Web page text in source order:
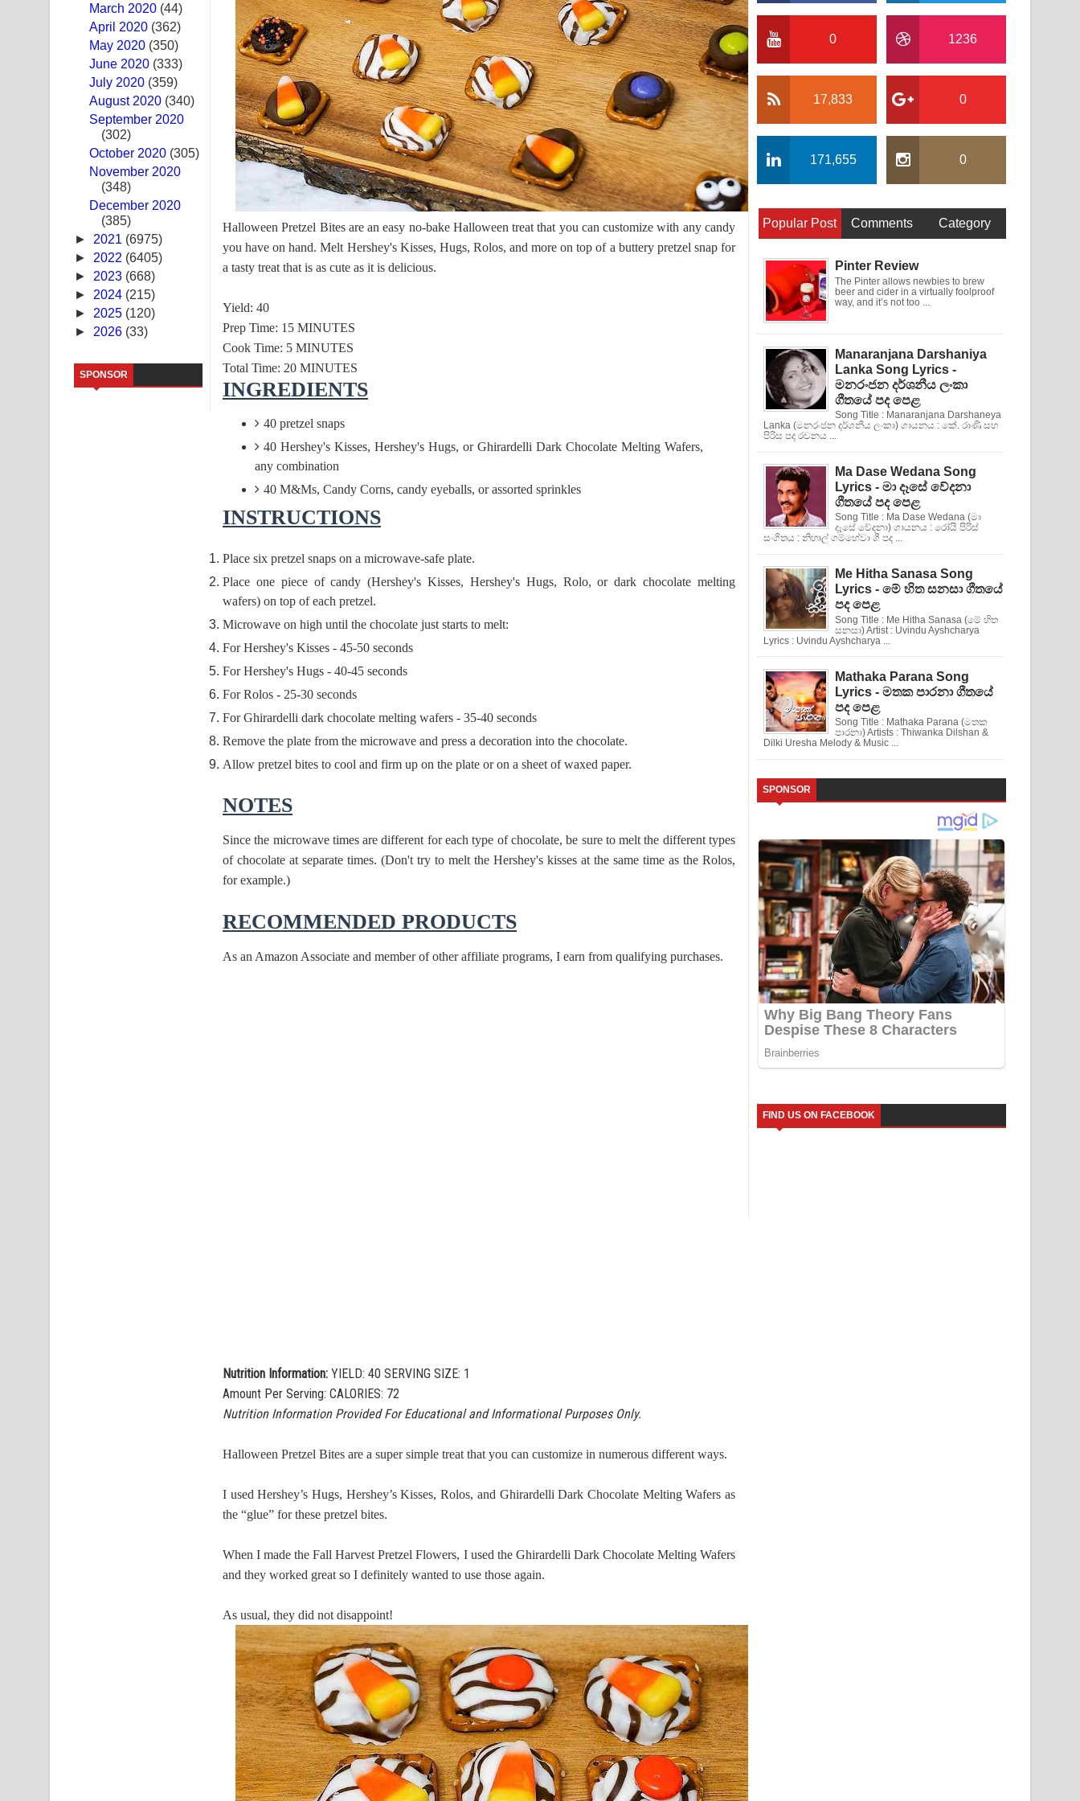
Awanken Song Lyrics - අවංකෙන් ගීතයේ පද පෙළ
Pa Sina Song Lyrics - පෑ සිනා ගීතයේ පද පෙළ
Pemwanthiye Song Lyrics - පෙම්වන්තියේ ගීතයේ පද පෙළ
Manobhawa Song Lyrics - මනෝභව ගීතයේ පද පෙළ
Akahe Indala Song Lyrics - ආකාහේ ඉඳලා ගීතයේ පද පෙළ
Raawaya Song Lyrics - රාවය ගීතයේ පද පෙළ
Kaalaya Song Lyrics - කාලය ගීතයේ පද පෙළ
Aramuna Song Lyrics - අරමුණ ගීතයේ පද පෙළ
Sandata Duka Hithila Song Lyrics - සඳට දුක හිතිලා ගීතයේ පද පෙළ
Sihina Song Lyrics - සිහින ගීතයේ පද පෙළ
Father Song Lyrics - ෆාදර් ගීතයේ පද පෙළ
Dannawada Mawa Song Lyrics - දන්නවාද මාව ගීතයේ පද පෙළ
NEENA Song Lyrics - නීනා ගීතයේ පද පෙළ
Ahimi Wimai Himi Song Lyrics - අහිමි විමයි හිමි ගීතයේ පද පෙළ
Mathaka Parana Song Lyrics - මතක පාරනා ගීතයේ පද පෙළ
Nimnadhen Song Lyrics - නිම්නාදෙන් ගීතයේ පද පෙළ
Obamai Mage Adare Song Lyrics - ඔබමයි මගේ ආදරේ ගීතයේ පද පෙළ
March 2020 (44)
April 2020 (362)
May 2020 (350)
June 2020 (333)
July 2020 (359)
August 2020 (340)
September 2020
(302)
October 2020 (305)
November 2020
(348)
December 2020
(385)
► 2021 (6975)
► 2022 (6405)
► 2023 (668)
► 2024 (215)
► 2025 (120)
► 2026 (33)
SPONSOR
Halloween Pretzel Bites are an easy no-bake Halloween treat that you can customize with any candy
you have on hand. Melt Hershey's Kisses, Hugs, Rolos, and more on top of a buttery pretzel snap for
a tasty treat that is as cute as it is delicious.
Yield: 40
Prep Time: 15 MINUTES
Cook Time: 5 MINUTES
Total Time: 20 MINUTES
INGREDIENTS
40 pretzel snaps
40 Hershey's Kisses, Hershey's Hugs, or Ghirardelli Dark Chocolate Melting Wafers,
any combination
40 M&Ms, Candy Corns, candy eyeballs, or assorted sprinkles
INSTRUCTIONS
Place six pretzel snaps on a microwave-safe plate.
Place one piece of candy (Hershey's Kisses, Hershey's Hugs, Rolo, or dark chocolate melting
wafers) on top of each pretzel.
Microwave on high until the chocolate just starts to melt:
For Hershey's Kisses - 45-50 seconds
For Hershey's Hugs - 40-45 seconds
For Rolos - 25-30 seconds
For Ghirardelli dark chocolate melting wafers - 35-40 seconds
Remove the plate from the microwave and press a decoration into the chocolate.
Allow pretzel bites to cool and firm up on the plate or on a sheet of waxed paper.
NOTES
Since the microwave times are different for each type of chocolate, be sure to melt the different types
of chocolate at separate times. (Don't try to melt the Hershey's kisses at the same time as the Rolos,
for example.)
RECOMMENDED PRODUCTS
As an Amazon Associate and member of other affiliate programs, I earn from qualifying purchases.
Nutrition Information: YIELD: 40 SERVING SIZE: 1
Amount Per Serving: CALORIES: 72
Nutrition Information Provided For Educational and Informational Purposes Only.
Halloween Pretzel Bites are a super simple treat that you can customize in numerous different ways.
I used Hershey’s Hugs, Hershey’s Kisses, Rolos, and Ghirardelli Dark Chocolate Melting Wafers as
the “glue” for these pretzel bites.
When I made the Fall Harvest Pretzel Flowers, I used the Ghirardelli Dark Chocolate Melting Wafers
and they worked great so I definitely wanted to use those again.
As usual, they did not disappoint!
0 1236
17,833 0
171,655 0
Popular Post Comments Category
Pinter Review
The Pinter allows newbies to brew
beer and cider in a virtually foolproof
way, and it’s not too ...
Manaranjana Darshaniya
Lanka Song Lyrics -
මනරංජන දර්ශනීය ලංකා
ගීතයේ පද පෙළ
Song Title : Manaranjana Darshaneya
Lanka (මනරංජන දර්ශනීය ලංකා) ගායනය : කේ. රාණි සහ
පිරිස පද රචනය ...
Ma Dase Wedana Song
Lyrics - මා දෑසේ වේදනා
ගීතයේ පද පෙළ
Song Title : Ma Dase Wedana (මා
දෑසේ වේදනා) ගායනය : රෝයි පිරිස්
සංගිතය : නිහාල් ගම්හේවා ගී පද ...
Me Hitha Sanasa Song
Lyrics - මේ හිත සනසා ගීතයේ
පද පෙළ
Song Title : Me Hitha Sanasa (මේ හිත
සනසා) Artist : Uvindu Ayshcharya
Lyrics : Uvindu Ayshcharya ...
Mathaka Parana Song
Lyrics - මතක පාරනා ගීතයේ
පද පෙළ
Song Title : Mathaka Parana (මතක
පාරනා) Artists : Thiwanka Dilshan &
Dilki Uresha Melody & Music ...
SPONSOR
FIND US ON FACEBOOK